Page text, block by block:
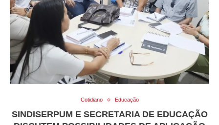
Cotidiano Educação
SINDISERPUM E SECRETARIA DE EDUCAÇÃO